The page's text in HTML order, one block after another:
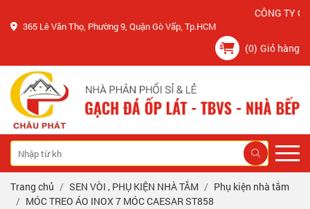
CÔNG TY CHÂU
365 Lê Văn Thọ, Phường 9, Quận Gò Vấp, Tp.HCM
(0) Giỏ hàng
Trang chủ SEN VÒI , PHỤ KIỆN NHÀ TẮM
Phụ kiện nhà tắm
MÓC TREO ÁO INOX 7 MÓC CAESAR ST858